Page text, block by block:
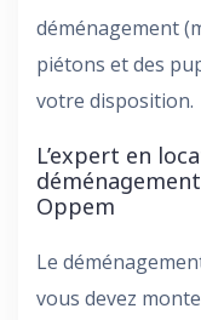
déménagement
piétons et des
votre disposition.
L’expert en
Oppem
Le
vous devez